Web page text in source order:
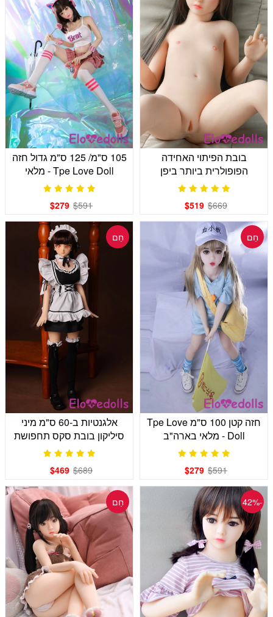
בובת הפיתוי האחידה
הפופולרית ביותר ביפן
$669
$519
105 ס"מ/ 125 ס"מ גדול חזה
Tpe Love Doll - מלאי
בארה"ב
$591
$279
חַם
חזה קטן 100 ס"מ Tpe Love
Doll - מלאי בארה"ב
$591
$279
חַם
אלגנטיות ב-60 ס"מ מיני
סיליקון בובת סקס תחפושת
עוזרת גוף
$689
$469
-42% חַם